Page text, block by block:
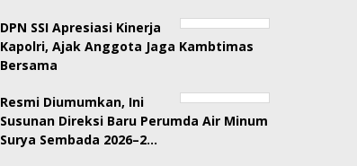
DPN SSI Apresiasi Kinerja
Kapolri, Ajak Anggota Jaga Kambtimas
Bersama
Resmi Diumumkan, Ini
Susunan Direksi Baru Perumda Air Minum
Surya Sembada 2026–2…